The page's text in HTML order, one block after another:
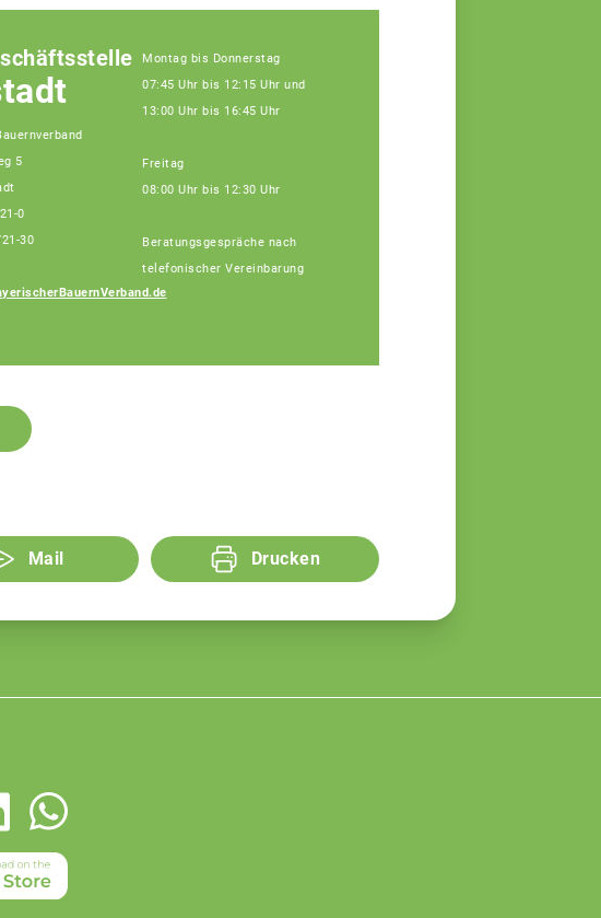
5
0
30
Montag bis Donnerstag
07:45 Uhr bis 12:15 Uhr und
13:00 Uhr bis 16:45 Uhr
Freitag
08:00 Uhr bis 12:30 Uhr
Beratungsgespräche nach
telefonischer Vereinbarung
Mail Drucken